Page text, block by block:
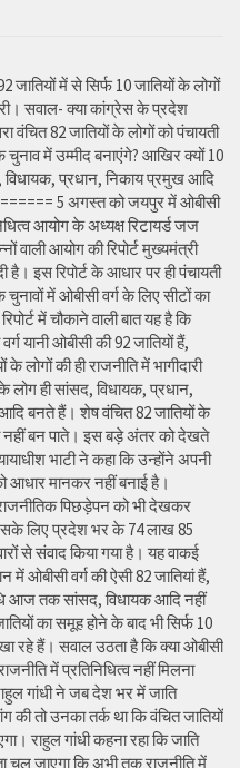
जातियों में से सिर्फ 10 जातियों के लोगों
सवाल- क्या कांग्रेस के प्रदेश
वंचित 82 जातियों के लोगों को पंचायती
में उम्मीद बनाएंगे? आखिर क्यों 10
विधायक, प्रधान, निकाय प्रमुख आदि
5 अगस्त को जयपुर में ओबीसी
आयोग के अध्यक्ष रिटायर्ड जज
वाली आयोग की रिपोर्ट मुख्यमंत्री
है। इस रिपोर्ट के आधार पर ही पंचायती
में ओबीसी वर्ग के लिए सीटों का
में चौकाने वाली बात यह है कि
यानी ओबीसी की 92 जातियों हैं,
लोगों की ही राजनीति में भागीदारी
लोग ही सांसद, विधायक, प्रधान,
बनते हैं। शेष वंचित 82 जातियों के
नहीं बन पाते। इस बड़े अंतर को देखते
भाटी ने कहा कि उन्होंने अपनी
आधार मानकर नहीं बनाई है।
पिछड़ेपन को भी देखकर
इसके लिए प्रदेश भर के 74 लाख 85
से संवाद किया गया है। यह वाकई
में ओबीसी वर्ग की ऐसी 82 जातियां हैं,
आज तक सांसद, विधायक आदि नहीं
का समूह होने के बाद भी सिर्फ 10
रहे हैं। सवाल उठता है कि क्या ओबीसी
में प्रतिनिधित्व नहीं मिलना
गांधी ने जब देश भर में जाति
की तो उनका तर्क था कि वंचित जातियों
राहुल गांधी कहना रहा कि जाति
चल जाएगा कि अभी तक राजनीति में